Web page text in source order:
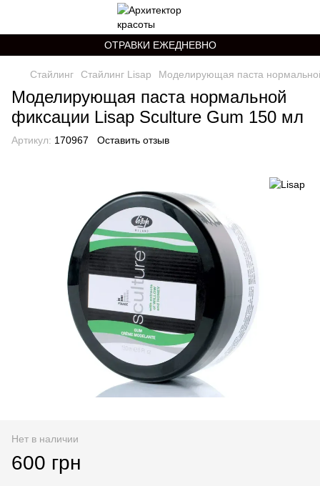
ОТРАВКИ ЕЖЕДНЕВНО
Стайлинг Стайлинг Lisap Моделирующая паста
Моделирующая паста нормальной
фиксации Lisap Sculture Gum 150 мл
Артикул: 170967 Оставить отзыв
Нет в наличии
600 грн